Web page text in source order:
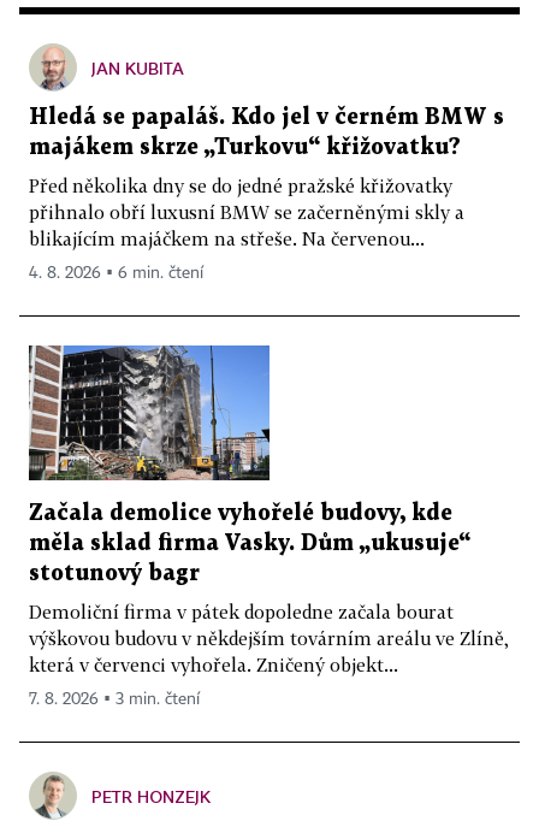
JAN KUBITA
Hledá se papaláš. Kdo jel v černém BMW s
majákem skrze „Turkovu“ křižovatku?
Před několika dny se do jedné pražské křižovatky
přihnalo obří luxusní BMW se začerněnými skly a
blikajícím majáčkem na střeše. Na červenou...
4. 8. 2026 ▪ 6 min. čtení
Začala demolice vyhořelé budovy, kde
měla sklad firma Vasky. Dům „ukusuje“
stotunový bagr
Demoliční firma v pátek dopoledne začala bourat
výškovou budovu v někdejším továrním areálu ve Zlíně,
která v červenci vyhořela. Zničený objekt...
7. 8. 2026 ▪ 3 min. čtení
PETR HONZEJK